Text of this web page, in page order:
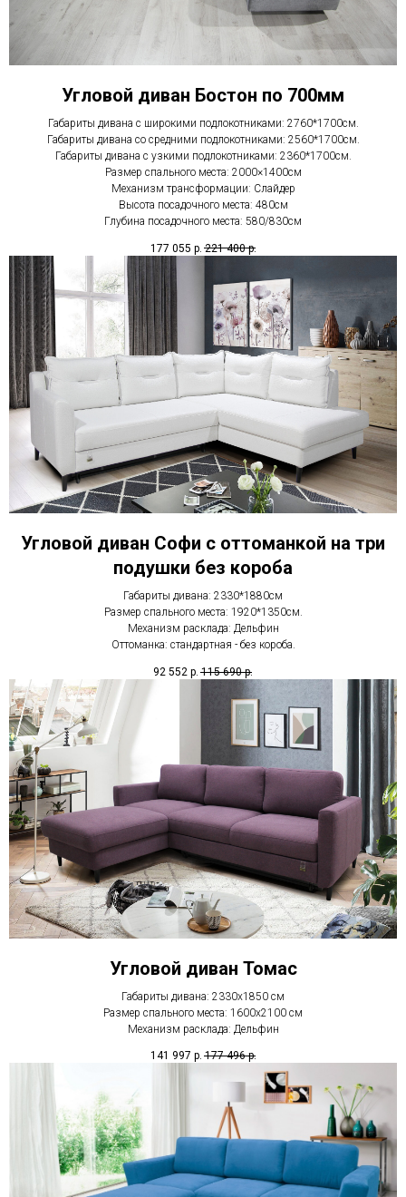
Угловой диван Бостон по 700мм
Габариты дивана с широкими подлокотниками: 2760*1700см.
Габариты дивана со средними подлокотниками: 2560*1700см.
Габариты дивана с узкими подлокотниками: 2360*1700см.
Размер спального места: 2000×1400см
Механизм трансформации: Слайдер
Высота посадочного места: 480см
Глубина посадочного места: 580/830см
177 055 р. 221 400 р.
Угловой диван Софи с оттоманкой на три
подушки без короба
Габариты дивана: 2330*1880см
Размер спального места: 1920*1350см.
Механизм расклада: Дельфин
Оттоманка: стандартная - без короба.
92 552 р. 115 690 р.
Угловой диван Томас
Габариты дивана: 2330х1850 см
Размер спального места: 1600х2100 см
Механизм расклада: Дельфин
141 997 р. 177 496 р.